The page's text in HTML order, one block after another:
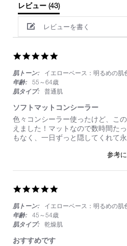
レビュー (43)
レビューを書く
rating
肌トーン:
イエローベース：明るめの肌
年齢:
55～64歳
肌タイプ:
普通肌
ソフトマットコンシーラー
Review
by
on
review
stating
ソ
ッ
コ
シ
ー
ラ
色々コンシーラー使ったけど、こ
えました！マットなので数時間た
もなく、一日ずっと隠してくれて
rating
肌トーン:
イエローベース：明るめの肌
年齢:
45～54歳
肌タイプ:
乾燥肌
おすすめです